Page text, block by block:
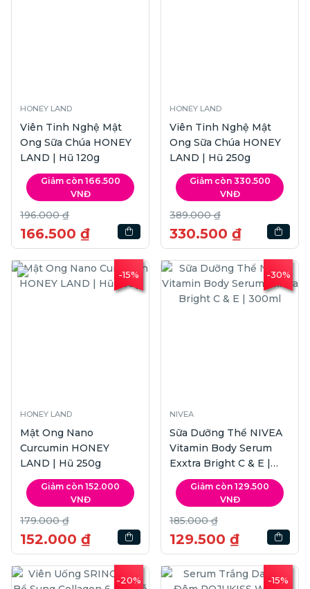
HONEY LAND
Viên Tinh Nghệ Mật
Ong Sữa Chúa HONEY
LAND | Hũ 120g
Giảm còn 166.500
VNĐ
196.000 ₫
166.500 ₫
HONEY LAND
Viên Tinh Nghệ Mật
Ong Sữa Chúa HONEY
LAND | Hũ 250g
Giảm còn 330.500
VNĐ
389.000 ₫
330.500 ₫
-15%
HONEY LAND
Mật Ong Nano
Curcumin HONEY
LAND | Hũ 250g
Giảm còn 152.000
VNĐ
179.000 ₫
152.000 ₫
-30%
NIVEA
Sữa Dưỡng Thể NIVEA
Vitamin Body Serum
Exxtra Bright C & E |
300ml
Giảm còn 129.500
VNĐ
185.000 ₫
129.500 ₫
-20% -15%